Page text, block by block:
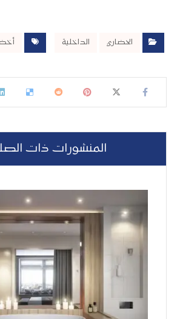
الحضاري الداخلية
المنشورات ذات